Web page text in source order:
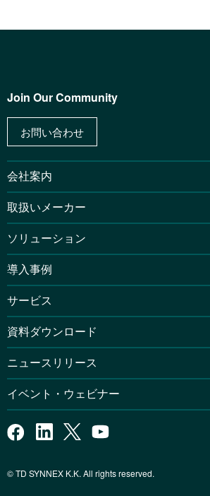
Join Our Community
お問い合わせ
会社案内
取扱いメーカー
ソリューション
導入事例
サービス
資料ダウンロード
ニュースリリース
イベント・ウェビナー
© TD SYNNEX K.K. All rights reserved.